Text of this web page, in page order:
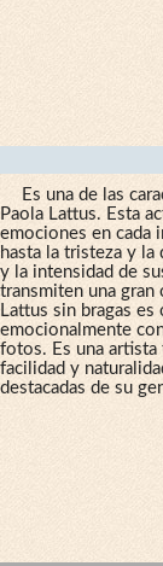
Es una de las
Paola Lattus. Esta
emociones en cada
hasta la tristeza y la
y la intensidad de
transmiten una gran
Lattus sin bragas
emocionalmente
fotos. Es una
facilidad y
destacadas de su